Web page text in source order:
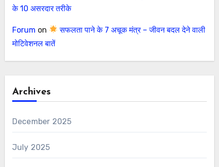
के 10 असरदार तरीके
Forum on
सफलता पाने के 7 अचूक मंत्र – जीवन बदल देने वाली
मोटिवेशनल बातें
Archives
December 2025
July 2025